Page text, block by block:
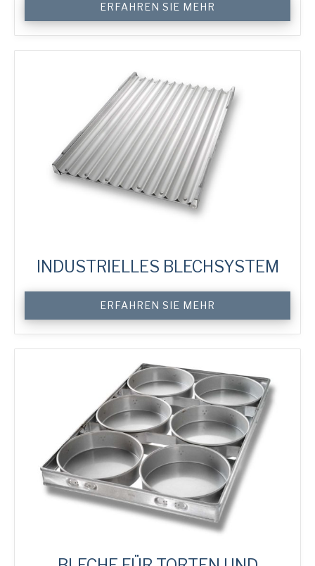
Oven
Trays
Menge
ERFAHREN SIE MEHR
INDUSTRIELLES BLECHSYSTEM
System
Trays
Menge
ERFAHREN SIE MEHR